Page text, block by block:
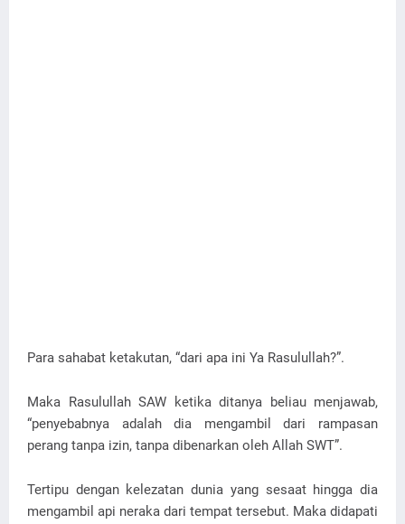
Para sahabat ketakutan, “dari apa ini Ya Rasulullah?”.
Maka Rasulullah SAW ketika ditanya beliau menjawab,
“penyebabnya adalah dia mengambil dari rampasan
perang tanpa izin, tanpa dibenarkan oleh Allah SWT”.
Tertipu dengan kelezatan dunia yang sesaat hingga dia
mengambil api neraka dari tempat tersebut. Maka didapati